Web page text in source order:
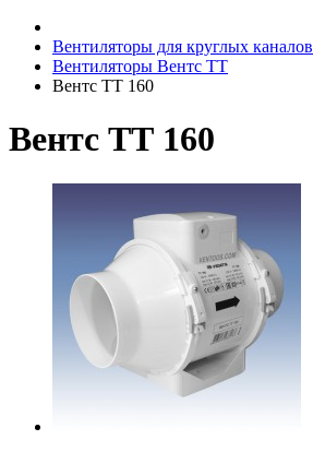
Вентиляторы для круглых каналов
Вентиляторы Вентс ТТ
Вентс ТТ 160
Вентс ТТ 160